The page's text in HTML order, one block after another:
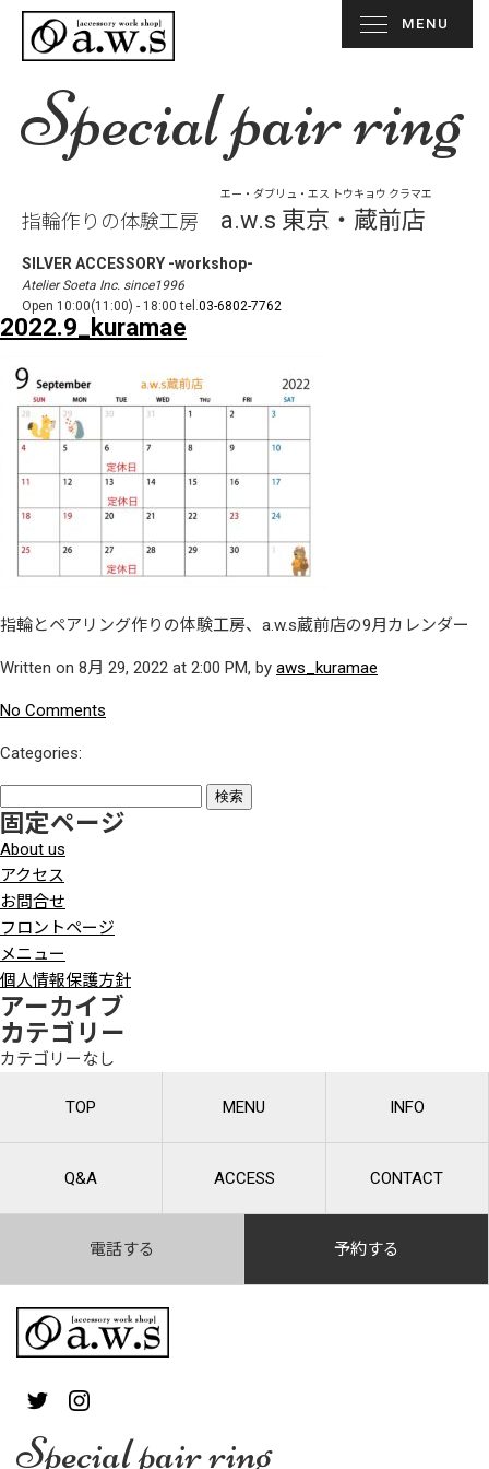
Special pair ring
指輪作りの体験工房
エー・ダブリュ・エス トウキョウ クラマエ
a.w.s 東京・蔵前店
SILVER ACCESSORY -workshop-
Atelier Soeta Inc. since1996
Open 10:00(11:00) - 18:00 tel.03-6802-7762
MENU
2022.9_kuramae
指輪とペアリング作りの体験工房、a.w.s蔵前店の9月カレンダー
Written on 8月 29, 2022 at 2:00 PM, by aws_kuramae
No Comments
Categories:
索:
固定ページ
About us
アクセス
お問合せ
フロントページ
メニュー
個人情報保護方針
アーカイブ
カテゴリー
カテゴリーなし
TOP MENU INFO
Q&A ACCESS CONTACT
電話する 予約する
Special pair ring